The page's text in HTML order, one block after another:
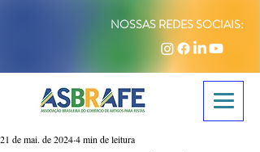
NOSSAS REDES SOCIAIS:
21 de mai. de 20244 min de leitura